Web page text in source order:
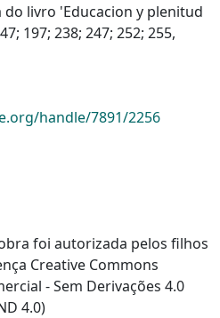
do livro 'Educacion y plenitud
197; 238; 247; 252; 255,
handle/7891/2256
foi autorizada pelos filhos
Creative Commons
- Sem Derivações 4.0
4.0)